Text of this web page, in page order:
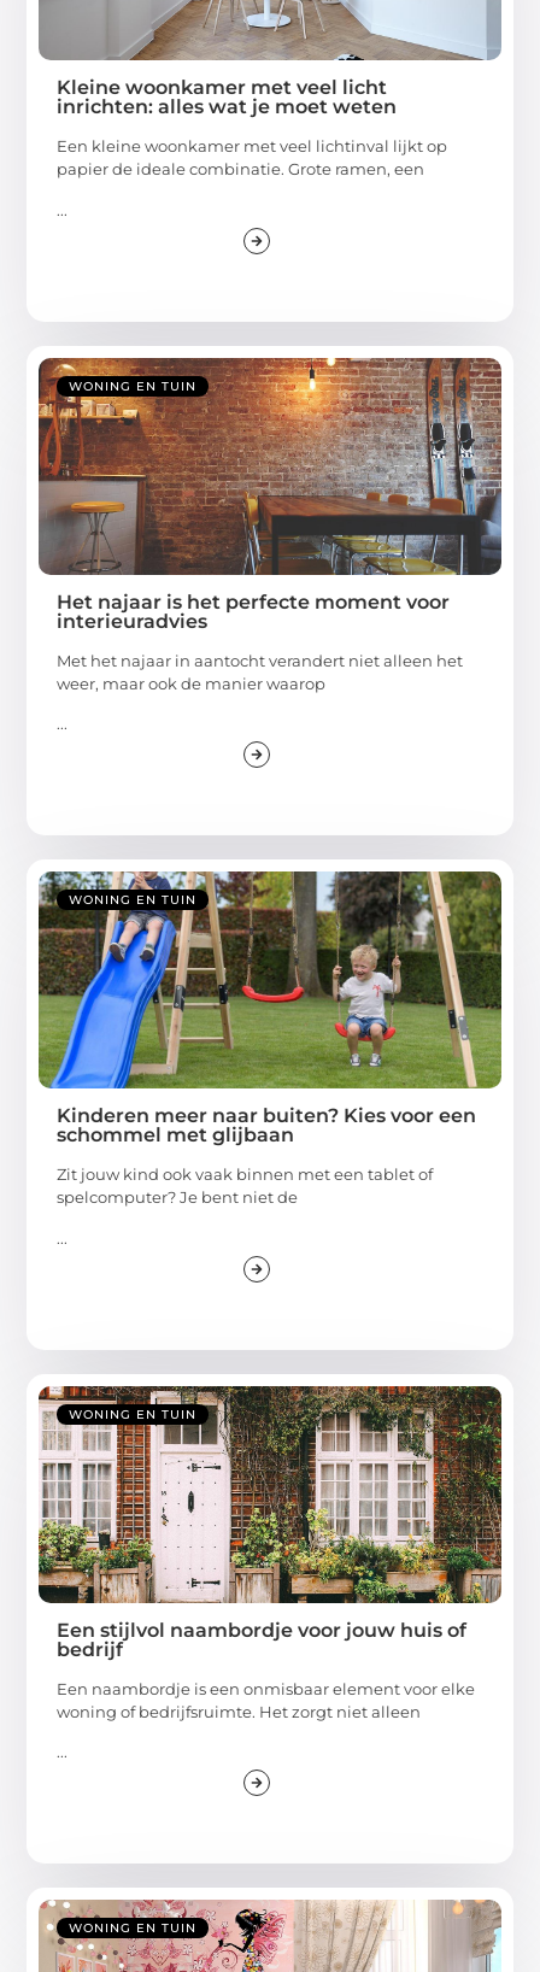
Kleine woonkamer met veel licht
inrichten: alles wat je moet weten
Een kleine woonkamer met veel lichtinval lijkt op
papier de ideale combinatie. Grote ramen, een
...
WONING EN TUIN
Het najaar is het perfecte moment voor
interieuradvies
Met het najaar in aantocht verandert niet alleen het
weer, maar ook de manier waarop
...
WONING EN TUIN
Kinderen meer naar buiten? Kies voor een
schommel met glijbaan
Zit jouw kind ook vaak binnen met een tablet of
spelcomputer? Je bent niet de
...
WONING EN TUIN
Een stijlvol naambordje voor jouw huis of
bedrijf
Een naambordje is een onmisbaar element voor elke
woning of bedrijfsruimte. Het zorgt niet alleen
...
WONING EN TUIN